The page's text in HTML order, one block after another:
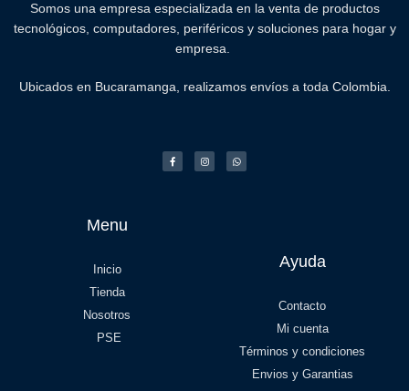
Somos una empresa especializada en la venta de productos
tecnológicos, computadores, periféricos y soluciones para hogar y
empresa.
Ubicados en Bucaramanga, realizamos envíos a toda Colombia.
Menu
Inicio
Tienda
Nosotros
PSE
Ayuda
Contacto
Mi cuenta
Términos y condiciones
Envios y Garantias